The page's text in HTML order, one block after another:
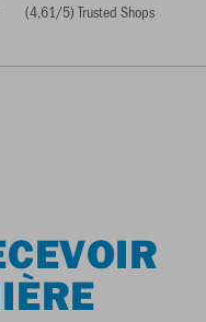
(4,61/5) Trusted Shops